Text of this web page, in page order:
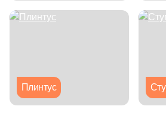
Коричневая
Тема (рисунок на плитке)
Моноколор
Плинтус